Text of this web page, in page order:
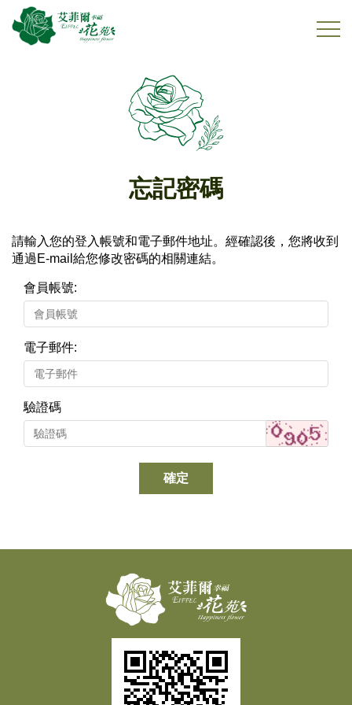
忘記密碼
請輸入您的登入帳號和電子郵件地址。經確認後，您將收到
通過E-mail給您修改密碼的相關連結。
會員帳號:
電子郵件:
驗證碼
確定